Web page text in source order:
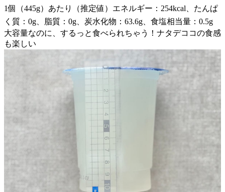
1個（445g）あたり（推定値）エネルギー：254kcal、たんぱ
く質：0g、脂質：0g、炭水化物：63.6g、食塩相当量：0.5g
大容量なのに、するっと食べられちゃう！ナタデココの食感
も楽しい